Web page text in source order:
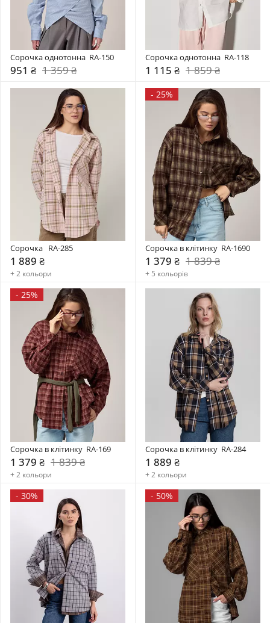
Сорочка однотонна  RA-150
951 ₴ 1 359 ₴
Сорочка однотонна  RA-118
1 115 ₴ 1 859 ₴
Сорочка   RA-285
1 889 ₴
+ 2 кольори
- 25%
Сорочка в клітинку  RA-1690
1 379 ₴ 1 839 ₴
+ 5 кольорів
- 25%
Сорочка в клітинку  RA-169
1 379 ₴ 1 839 ₴
+ 2 кольори
Сорочка в клітинку  RA-284
1 889 ₴
+ 2 кольори
- 30% - 50%